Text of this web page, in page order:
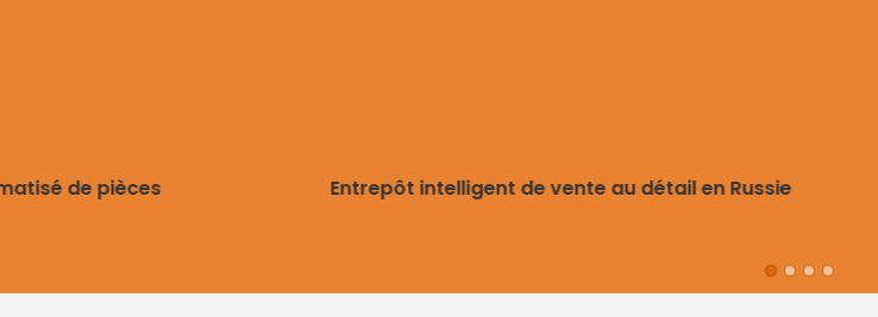
de pièces Entrepôt intelligent de vente au détail en Russie